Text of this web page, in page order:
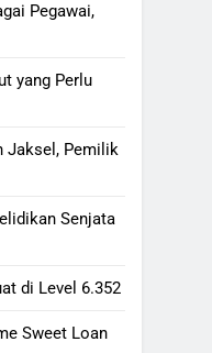
Pegawai,
yang Perlu
Jaksel, Pemilik
Senjata
di Level 6.352
Sweet Loan